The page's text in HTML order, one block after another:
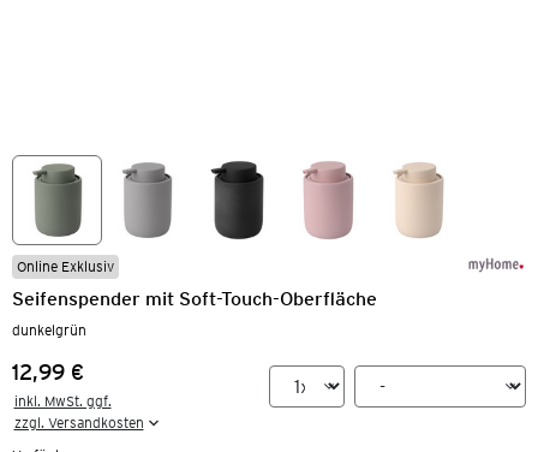
Online Exklusiv
Seifenspender mit Soft-Touch-Oberfläche
dunkelgrün
Preis:
12,99 €
inkl. MwSt. ggf.
zzgl. Versandkosten